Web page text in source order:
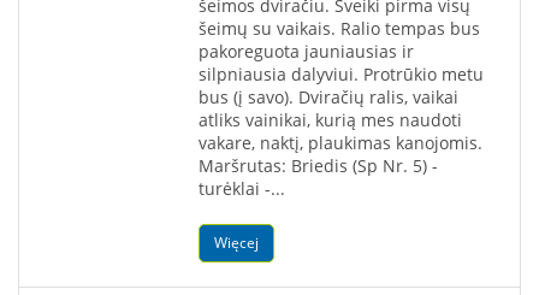
šeimos dviračiu. Sveiki pirma visų
šeimų su vaikais. Ralio tempas bus
pakoreguota jauniausias ir
silpniausia dalyviui. Protrūkio metu
bus (į savo). Dviračių ralis, vaikai
atliks vainikai, kurią mes naudoti
vakare, naktį, plaukimas kanojomis.
Maršrutas: Briedis (Sp Nr. 5) -
turėklai -...
Więcej